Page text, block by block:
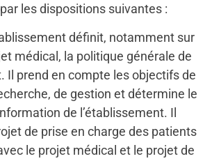
les dispositions suivantes :
définit, notamment sur
médical, la politique générale de
Il prend en compte les objectifs de
de gestion et détermine le
de l’établissement. Il
de prise en charge des patients
le projet médical et le projet de